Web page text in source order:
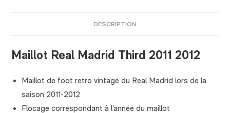
DESCRIPTION
Maillot Real Madrid Third 2011 2012
Maillot de foot retro vintage du Real Madrid lors de la
saison 2011-2012
Flocage correspondant à l’année du maillot